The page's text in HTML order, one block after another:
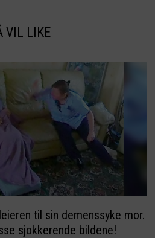
VIL LIKE
til sin demenssyke mor.
sjokkerende bildene!